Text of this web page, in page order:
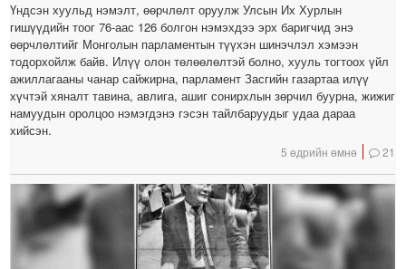
Үндсэн хуульд нэмэлт, өөрчлөлт оруулж Улсын Их Хурлын
гишүүдийн тоог 76-аас 126 болгон нэмэхдээ эрх баригчид энэ
өөрчлөлтийг Монголын парламентын түүхэн шинэчлэл хэмээн
тодорхойлж байв. Илүү олон төлөөлөлтэй болно, хууль тогтоох үйл
ажиллагааны чанар сайжирна, парламент Засгийн газартаа илүү
хүчтэй хяналт тавина, авлига, ашиг сонирхлын зөрчил буурна, жижиг
намуудын оролцоо нэмэгдэнэ гэсэн тайлбаруудыг удаа дараа
хийсэн.
5 өдрийн өмнө 21